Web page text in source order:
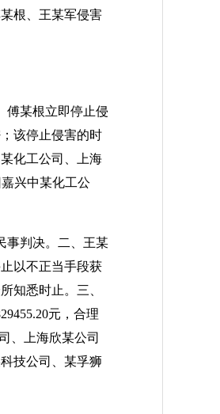
根、王某军侵害
傅某根立即停止侵
该停止侵害的时
化工公司、上海
兴中某化工公
事判决。二、王某
以不正当手段获
知悉时止。三、
元，合理
、上海欣某公司
技公司、某孚狮